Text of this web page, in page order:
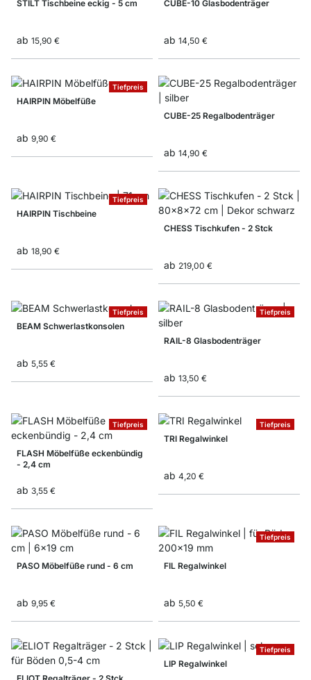
STILT Tischbeine eckig - 5 cm
ab 15,90 €
CUBE-10 Glasbodenträger
ab 14,50 €
Tiefpreis
HAIRPIN Möbelfüße
ab 9,90 €
CUBE-25 Regalbodenträger
ab 14,90 €
Tiefpreis
HAIRPIN Tischbeine
ab 18,90 €
CHESS Tischkufen - 2 Stck
ab 219,00 €
Tiefpreis
BEAM Schwerlastkonsolen
ab 5,55 €
Tiefpreis
RAIL-8 Glasbodenträger
ab 13,50 €
Tiefpreis
FLASH Möbelfüße eckenbündig
- 2,4 cm
ab 3,55 €
Tiefpreis
TRI Regalwinkel
ab 4,20 €
PASO Möbelfüße rund - 6 cm
ab 9,95 €
Tiefpreis
FIL Regalwinkel
ab 5,50 €
Tiefpreis
LIP Regalwinkel